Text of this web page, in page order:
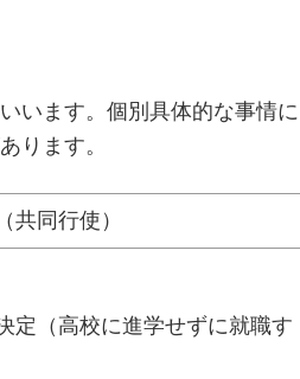
います。個別具体的な事情に
ります。
共同行使）
定（高校に進学せずに就職す